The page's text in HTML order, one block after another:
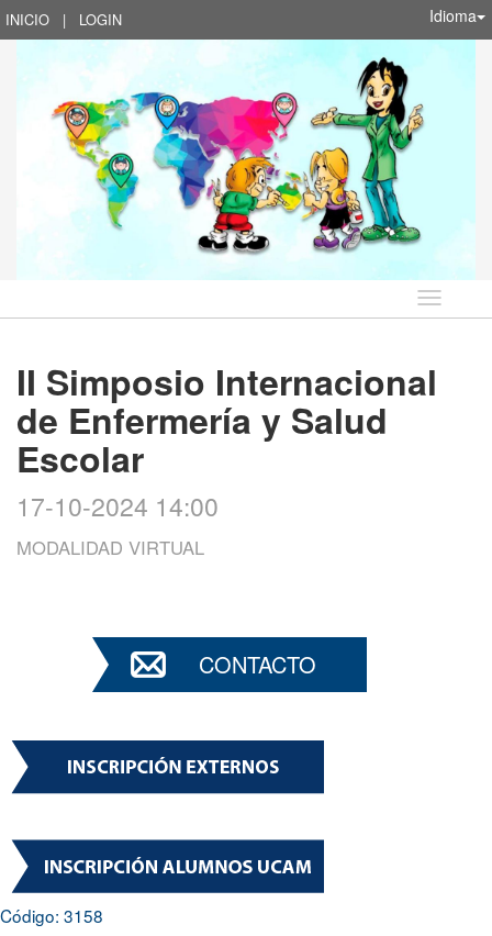
INICIO | LOGIN Idioma
Idioma
II Simposio Internacional
de Enfermería y Salud
Escolar
17-10-2024 14:00
MODALIDAD VIRTUAL
CONTACTO
Código: 3158